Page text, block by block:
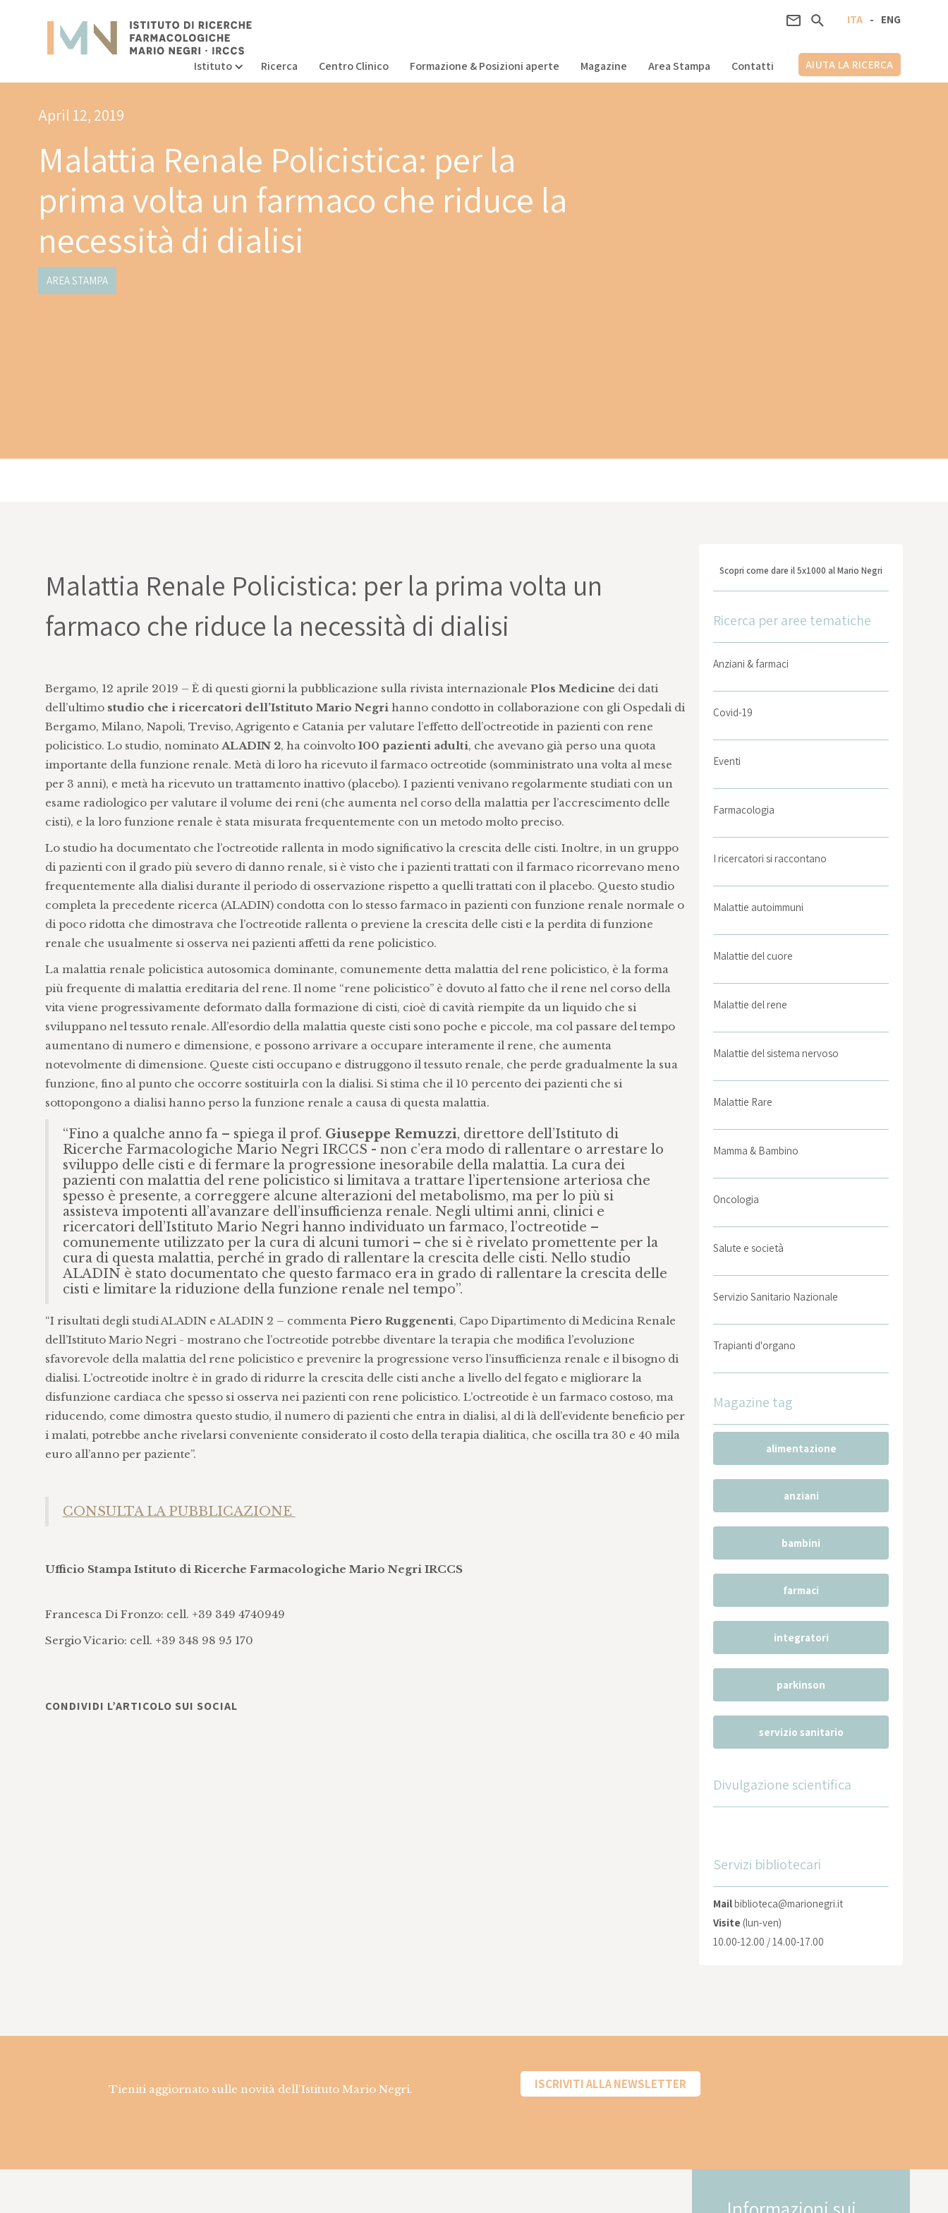
ENG
-
ITA
Istituto Ricerca Centro Clinico Formazione & Posizioni aperte Magazine Area Stampa Contatti AIUTA LA RICERCA
April 12, 2019
Malattia Renale Policistica: per la
prima volta un farmaco che riduce la
necessità di dialisi
AREA STAMPA
Malattia Renale Policistica: per la prima volta un
farmaco che riduce la necessità di dialisi
Bergamo, 12 aprile 2019 – È di questi giorni la pubblicazione sulla rivista internazionale Plos Medicine dei dati
dell’ultimo studio che i ricercatori dell’Istituto Mario Negrihanno condotto in collaborazione con gli Ospedali di
Bergamo, Milano, Napoli, Treviso, Agrigento e Catania per valutare l’effetto dell’octreotide in pazienti con rene
policistico. Lo studio, nominato ALADIN 2, ha coinvolto 100 pazienti adulti, che avevano già perso una quota
importante della funzione renale. Metà di loro ha ricevuto il farmaco octreotide (somministrato una volta al mese
per 3 anni), e metà ha ricevuto un trattamento inattivo (placebo). I pazienti venivano regolarmente studiati con un
esame radiologico per valutare il volume dei reni (che aumenta nel corso della malattia per l’accrescimento delle
cisti), e la loro funzione renale è stata misurata frequentemente con un metodo molto preciso.
Lo studio ha documentato che l’octreotide rallenta in modo significativo la crescita delle cisti. Inoltre, in un gruppo
di pazienti con il grado più severo di danno renale, si è visto che i pazienti trattati con il farmaco ricorrevano meno
frequentemente alla dialisi durante il periodo di osservazione rispetto a quelli trattati con il placebo. Questo studio
completa la precedente ricerca (ALADIN) condotta con lo stesso farmaco in pazienti con funzione renale normale o
di poco ridotta che dimostrava che l’octreotide rallenta o previene la crescita delle cisti e la perdita di funzione
renale che usualmente si osserva nei pazienti affetti da rene policistico.
La malattia renale policistica autosomica dominante, comunemente detta malattia del rene policistico, è la forma
più frequente di malattia ereditaria del rene. Il nome “rene policistico” è dovuto al fatto che il rene nel corso della
vita viene progressivamente deformato dalla formazione di cisti, cioè di cavità riempite da un liquido che si
sviluppano nel tessuto renale. All’esordio della malattia queste cisti sono poche e piccole, ma col passare del tempo
aumentano di numero e dimensione, e possono arrivare a occupare interamente il rene, che aumenta
notevolmente di dimensione. Queste cisti occupano e distruggono il tessuto renale, che perde gradualmente la sua
funzione, fino al punto che occorre sostituirla con la dialisi. Si stima che il 10 percento dei pazienti che si
sottopongono a dialisi hanno perso la funzione renale a causa di questa malattia.
“Fino a qualche anno fa – spiega il prof. Giuseppe Remuzzi, direttore dell’Istituto di
Ricerche Farmacologiche Mario Negri IRCCS - non c’era modo di rallentare o arrestare lo
sviluppo delle cisti e di fermare la progressione inesorabile della malattia. La cura dei
pazienti con malattia del rene policistico si limitava a trattare l’ipertensione arteriosa che
spesso è presente, a correggere alcune alterazioni del metabolismo, ma per lo più si
assisteva impotenti all’avanzare dell’insufficienza renale. Negli ultimi anni, clinici e
ricercatori dell’Istituto Mario Negri hanno individuato un farmaco, l’octreotide –
comunemente utilizzato per la cura di alcuni tumori – che si è rivelato promettente per la
cura di questa malattia, perché in grado di rallentare la crescita delle cisti. Nello studio
ALADIN è stato documentato che questo farmaco era in grado di rallentare la crescita delle
cisti e limitare la riduzione della funzione renale nel tempo”.
“I risultati degli studi ALADIN e ALADIN 2 – commenta Piero Ruggenenti, Capo Dipartimento di Medicina Renale
dell’Istituto Mario Negri - mostrano che l’octreotide potrebbe diventare la terapia che modifica l’evoluzione
sfavorevole della malattia del rene policistico e prevenire la progressione verso l’insufficienza renale e il bisogno di
dialisi. L’octreotide inoltre è in grado di ridurre la crescita delle cisti anche a livello del fegato e migliorare la
disfunzione cardiaca che spesso si osserva nei pazienti con rene policistico. L’octreotide è un farmaco costoso, ma
riducendo, come dimostra questo studio, il numero di pazienti che entra in dialisi, al di là dell’evidente beneficio per
i malati, potrebbe anche rivelarsi conveniente considerato il costo della terapia dialitica, che oscilla tra 30 e 40 mila
euro all’anno per paziente”.
CONSULTA LA PUBBLICAZIONE
Ufficio Stampa Istituto di Ricerche Farmacologiche Mario Negri IRCCS
Francesca Di Fronzo: cell. +39 349 4740949
Sergio Vicario: cell. +39 348 98 95 170
CONDIVIDI L’ARTICOLO SUI SOCIAL
Scopri come dare il 5x1000 al Mario Negri
Ricerca per aree tematiche
Anziani & farmaci
Covid-19
Eventi
Farmacologia
I ricercatori si raccontano
Malattie autoimmuni
Malattie del cuore
Malattie del rene
Malattie del sistema nervoso
Malattie Rare
Mamma & Bambino
Oncologia
Salute e società
Servizio Sanitario Nazionale
Trapianti d'organo
Magazine tag
alimentazione
anziani
bambini
farmaci
integratori
parkinson
servizio sanitario
Divulgazione scientifica
Servizi bibliotecari
Mailbiblioteca@marionegri.it
Visite (lun-ven)
10.00-12.00 / 14.00-17.00
Tieniti aggiornato sulle novità dell'Istituto Mario Negri. ISCRIVITI ALLA NEWSLETTER